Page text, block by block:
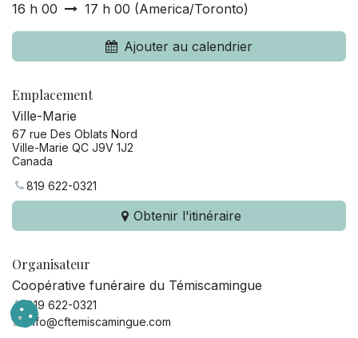
16 h 00 17 h 00 (America/Toronto)
Ajouter au calendrier
Emplacement
Ville-Marie
67 rue Des Oblats Nord
Ville-Marie QC J9V 1J2
Canada
819 622-0321
Obtenir l'itinéraire
Organisateur
Coopérative funéraire du Témiscamingue
819 622-0321
info@cftemiscamingue.com